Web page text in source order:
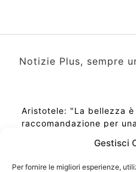
Gestisci
Per fornire le migliori esperienze,
Notizie Plus, sempre
Aristotele: "La bellezza
raccomandazione per